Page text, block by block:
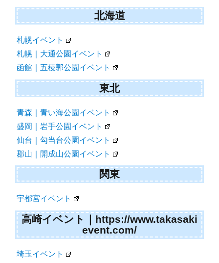
北海道
札幌イベント
札幌｜大通公園イベント
函館｜五稜郭公園イベント
東北
青森｜青い海公園イベント
盛岡｜岩手公園イベント
仙台｜勾当台公園イベント
郡山｜開成山公園イベント
関東
宇都宮イベント
高崎イベント｜https://www.takasaki
event.com/
埼玉イベント